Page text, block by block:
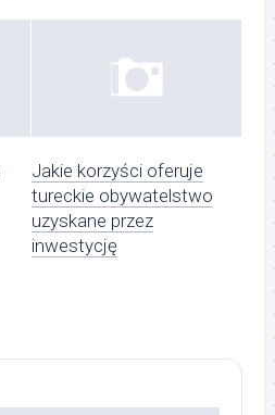
Jakie korzyści oferuje
tureckie obywatelstwo
uzyskane przez
inwestycję